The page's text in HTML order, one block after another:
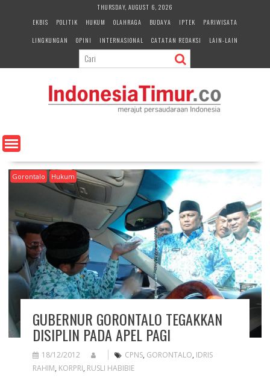
e
n
THURSDAY, AUGUST 6, 2026
EKBIS
POLITIK HUKUM OLAHRAGA BUDAYA IPTEK
PARIWISATA
LINGKUNGAN
OPINI INTERNASIONAL CATATAN REDAKSI LAIN-LAIN
Gorontalo Hukum
GUBERNUR GORONTALO TEGAKKAN
DISIPLIN PADA APEL PAGI
18/12/2012 CPNS, GORONTALO, IDRIS
RAHIM, KORPRI, RUSLI HABIBIE